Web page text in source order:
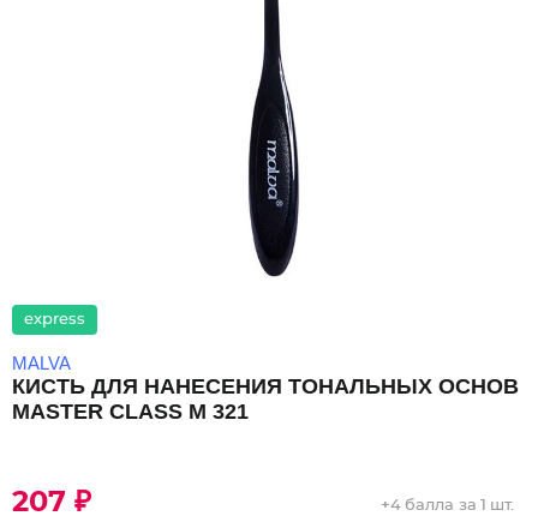
express
MALVA
КИСТЬ ДЛЯ НАНЕСЕНИЯ ТОНАЛЬНЫХ ОСНОВ
MASTER CLASS M 321
207 ₽ +4 балла за 1 шт.